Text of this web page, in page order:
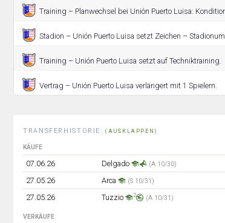
Training – Planwechsel bei Unión Puerto Luisa:
Stadion – Unión Puerto Luisa setzt Zeichen –
Training – Unión Puerto Luisa setzt auf Techniktraining.
Vertrag – Unión Puerto Luisa verlängert mit 1 Spielern.
TRANSFERHISTORIE:(AUSKLAPPEN)
KÄUFE
07.06.26 Delgado (A 10/30)
27.05.26
Arca (S 10/31)
27.05.26
Tuzzio 2 (A 10/31)
VERKÄUFE